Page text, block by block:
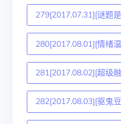
279[2017.07.31][谜题
280[2017.08.01][情绪
281[2017.08.02][超级
282[2017.08.03][驱鬼